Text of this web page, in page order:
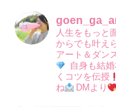
人生をもっと
からでも叶え
アート＆ダン
自身も結
くコツを伝授
ね
DMより